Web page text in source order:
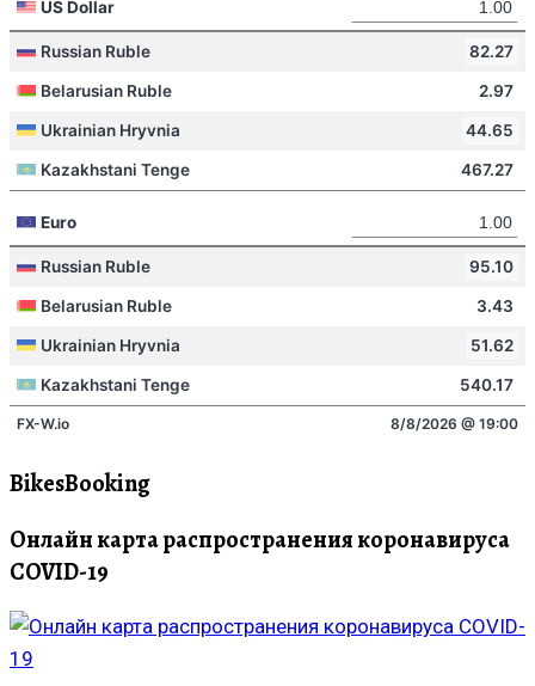
BikesBooking
Онлайн карта распространения коронавируса
COVID-19